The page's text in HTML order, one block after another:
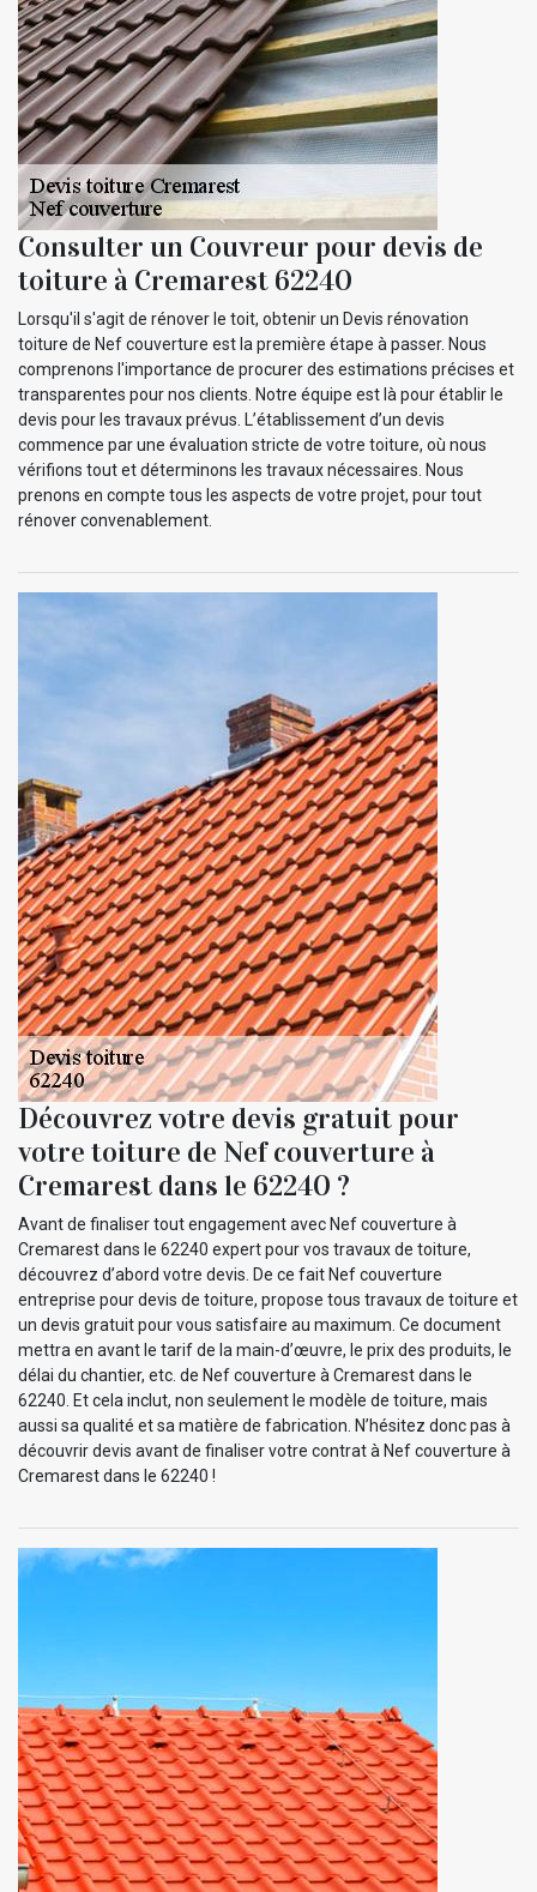
Consulter un Couvreur pour devis de
toiture à Cremarest 62240
Lorsqu'il s'agit de rénover le toit, obtenir un Devis rénovation
toiture de Nef couverture est la première étape à passer. Nous
comprenons l'importance de procurer des estimations précises et
transparentes pour nos clients. Notre équipe est là pour établir le
devis pour les travaux prévus. L’établissement d’un devis
commence par une évaluation stricte de votre toiture, où nous
vérifions tout et déterminons les travaux nécessaires. Nous
prenons en compte tous les aspects de votre projet, pour tout
rénover convenablement.
Découvrez votre devis gratuit pour
votre toiture de Nef couverture à
Cremarest dans le 62240 ?
Avant de finaliser tout engagement avec Nef couverture à
Cremarest dans le 62240 expert pour vos travaux de toiture,
découvrez d’abord votre devis. De ce fait Nef couverture
entreprise pour devis de toiture, propose tous travaux de toiture et
un devis gratuit pour vous satisfaire au maximum. Ce document
mettra en avant le tarif de la main-d’œuvre, le prix des produits, le
délai du chantier, etc. de Nef couverture à Cremarest dans le
62240. Et cela inclut, non seulement le modèle de toiture, mais
aussi sa qualité et sa matière de fabrication. N’hésitez donc pas à
découvrir devis avant de finaliser votre contrat à Nef couverture à
Cremarest dans le 62240 !